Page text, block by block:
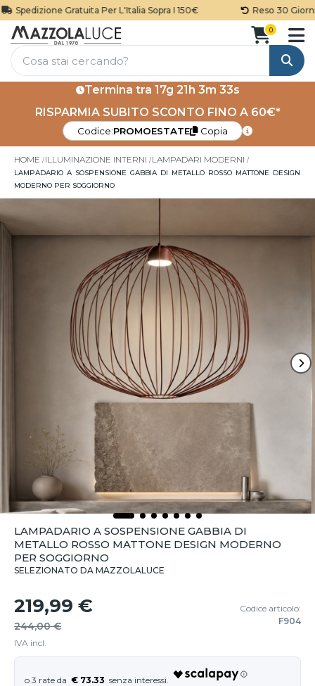
Spedizione Gratuita Per L'Italia Sopra I 150€ Reso 30 Giorni
Cerca
0
Termina tra 17g 21h 3m 32s
RISPARMIA SUBITO SCONTO FINO A 60€*
Codice:PROMOESTATE Copia
HOME ILLUMINAZIONE INTERNI LAMPADARI MODERNI
LAMPADARIO A SOSPENSIONE GABBIA DI METALLO ROSSO MATTONE DESIGN
MODERNO PER SOGGIORNO
LAMPADARIO A SOSPENSIONE GABBIA DI
METALLO ROSSO MATTONE DESIGN MODERNO
PER SOGGIORNO
SELEZIONATO DA MAZZOLALUCE
219,99 €
244,00 €
IVA incl.
Codice articolo:
F904
€ 73.33